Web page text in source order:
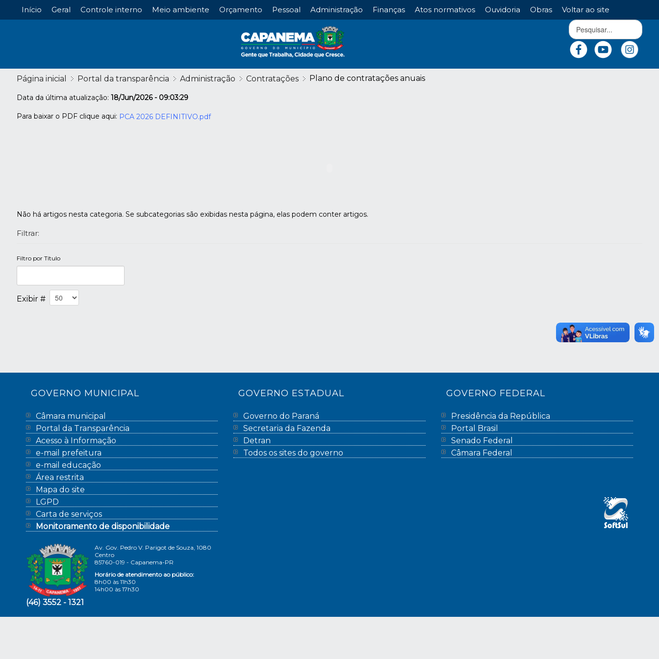
Início Geral Controle interno Meio ambiente Orçamento Pessoal Administração Finanças Atos normativos Ouvidoria Obras Voltar ao site
Página inicial Portal da transparência Administração Contratações Plano de contratações anuais
Data da última atualização: 18/Jun/2026 - 09:03:29
Para baixar o PDF clique aqui: PCA 2026 DEFINITIVO.pdf
Não há artigos nesta categoria. Se subcategorias são exibidas nesta página, elas podem conter artigos.
Filtrar:
Filtro por Título
Exibir #
GOVERNO MUNICIPAL
Câmara municipal
Portal da Transparência
Acesso à Informação
e-mail prefeitura
e-mail educação
Área restrita
Mapa do site
LGPD
Carta de serviços
Monitoramento de disponibilidade
Av. Gov. Pedro V. Parigot de Souza, 1080
Centro
85760-019 - Capanema-PR
Horário de atendimento ao público:
8h00 às 11h30
14h00 às 17h30
(46) 3552 - 1321
GOVERNO ESTADUAL
Governo do Paraná
Secretaria da Fazenda
Detran
Todos os sites do governo
GOVERNO FEDERAL
Presidência da República
Portal Brasil
Senado Federal
Câmara Federal